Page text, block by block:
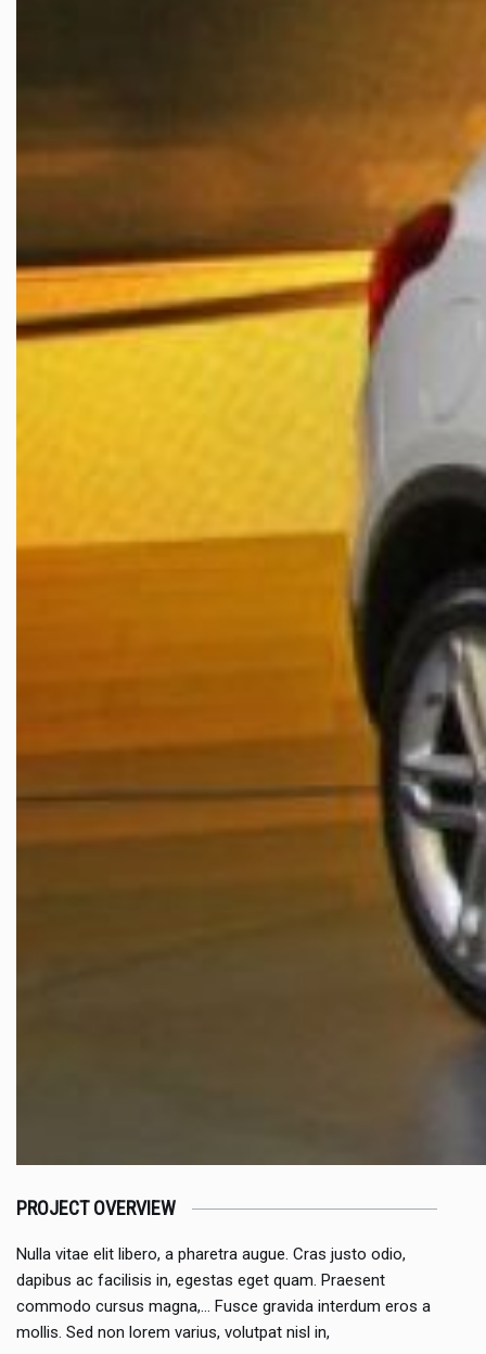
PROJECT OVERVIEW
Nulla vitae elit libero, a pharetra augue. Cras justo odio,
dapibus ac facilisis in, egestas eget quam. Praesent
commodo cursus magna,… Fusce gravida interdum eros a
mollis. Sed non lorem varius, volutpat nisl in,